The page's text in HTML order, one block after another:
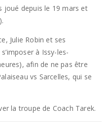
joué depuis le 19 mars et
Julie Robin et ses
à Issy-les-
afin de ne pas être
vs Sarcelles, qui se
la troupe de Coach Tarek.